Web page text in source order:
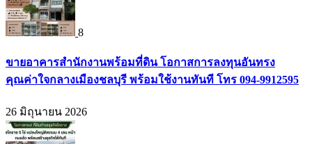
8
ขายอาคารสำนักงานพร้อมที่ดิน โอกาสการลงทุนอันทรง
คุณค่าใจกลางเมืองชลบุรี พร้อมใช้งานทันที โทร 094-9912595
26 มิถุนายน 2026